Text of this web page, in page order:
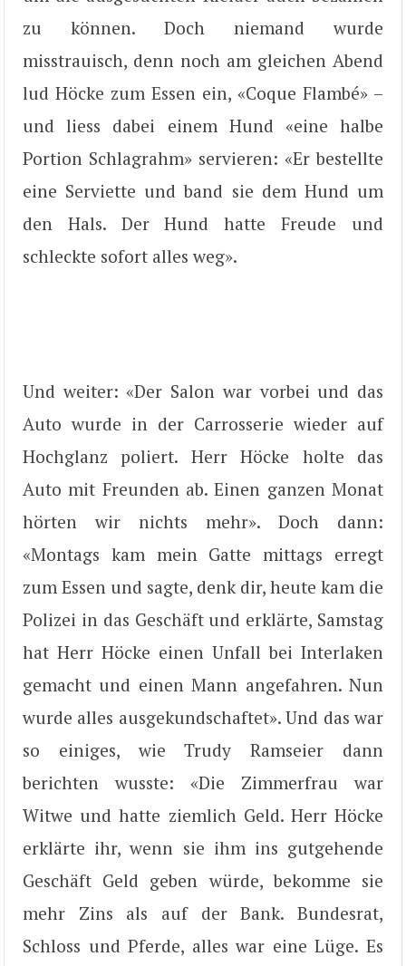
zu können. Doch niemand wurde
misstrauisch, denn noch am gleichen Abend
lud Höcke zum Essen ein, «Coque Flambé» –
und liess dabei einem Hund «eine halbe
Portion Schlagrahm» servieren: «Er bestellte
eine Serviette und band sie dem Hund um
den Hals. Der Hund hatte Freude und
schleckte sofort alles weg».
Und weiter: «Der Salon war vorbei und das
Auto wurde in der Carrosserie wieder auf
Hochglanz poliert. Herr Höcke holte das
Auto mit Freunden ab. Einen ganzen Monat
hörten wir nichts mehr». Doch dann:
«Montags kam mein Gatte mittags erregt
zum Essen und sagte, denk dir, heute kam die
Polizei in das Geschäft und erklärte, Samstag
hat Herr Höcke einen Unfall bei Interlaken
gemacht und einen Mann angefahren. Nun
wurde alles ausgekundschaftet». Und das war
so einiges, wie Trudy Ramseier dann
berichten wusste: «Die Zimmerfrau war
Witwe und hatte ziemlich Geld. Herr Höcke
erklärte ihr, wenn sie ihm ins gutgehende
Geschäft Geld geben würde, bekomme sie
mehr Zins als auf der Bank. Bundesrat,
Schloss und Pferde, alles war eine Lüge. Es